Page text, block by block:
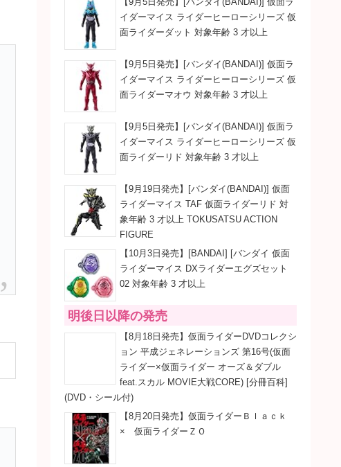
【9月5日発売】[バンダイ(BANDAI)] 仮面ラ
イダーマイス ライダーヒーローシリーズ 仮
面ライダーダット 対象年齢 3 才以上
【9月5日発売】[バンダイ(BANDAI)] 仮面ラ
イダーマイス ライダーヒーローシリーズ 仮
面ライダーマオウ 対象年齢 3 才以上
【9月5日発売】[バンダイ(BANDAI)] 仮面ラ
イダーマイス ライダーヒーローシリーズ 仮
面ライダーリド 対象年齢 3 才以上
【9月19日発売】[バンダイ(BANDAI)] 仮面
ライダーマイス TAF 仮面ライダーリド 対
象年齢 3 才以上 TOKUSATSU ACTION
FIGURE
【10月3日発売】[BANDAI] [バンダイ 仮面
ライダーマイス DXライダーエグズセット
02 対象年齢 3 才以上
明後日以降の発売
【8月18日発売】仮面ライダーDVDコレクシ
ョン 平成ジェネレーションズ 第16号(仮面
ライダー×仮面ライダー オーズ＆ダブル
feat.スカル MOVIE大戦CORE) [分冊百科]
(DVD・シール付)
【8月20日発売】仮面ライダーＢｌａｃｋ
× 仮面ライダーＺＯ